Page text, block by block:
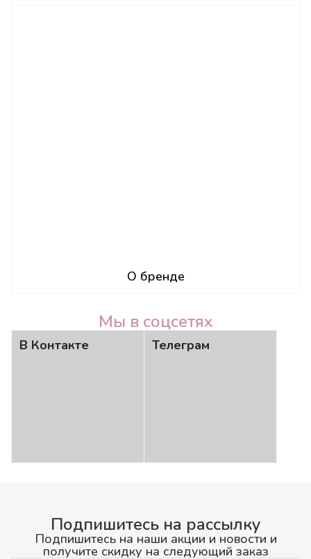
О бренде
Мы в соцсетях
В Контакте Телеграм
Подпишитесь на рассылку
Подпишитесь на наши акции и новости и
получите скидку на следующий заказ